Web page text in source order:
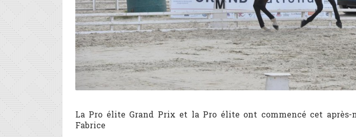
La Pro élite Grand Prix et la Pro élite ont commencé cet
Fabrice